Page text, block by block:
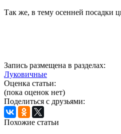
Так же, в тему осенней посадки
Запись размещена в разделах:
Луковичные
Оценка статьи:
(пока оценок нет)
Поделиться с друзьями:
Похожие статьи